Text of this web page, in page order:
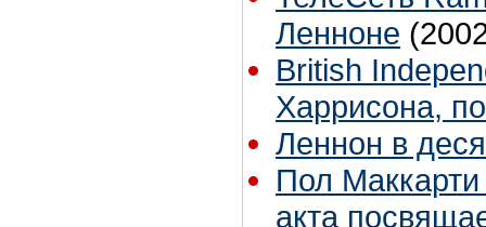
Ленноне
British
Харрисона,
Леннон в
Пол Маккарти
акта